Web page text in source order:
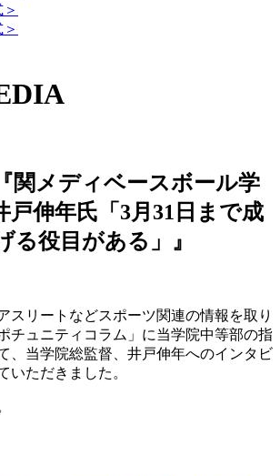
関メディベースボール学
戸伸年氏「3月31日まで成
る役目がある」』
スリートなどスポーツ関連の情報を取り
チュニティコラム」に当学院中等部の指
、当学院総監督、井戸伸年へのインタビ
いただきました。